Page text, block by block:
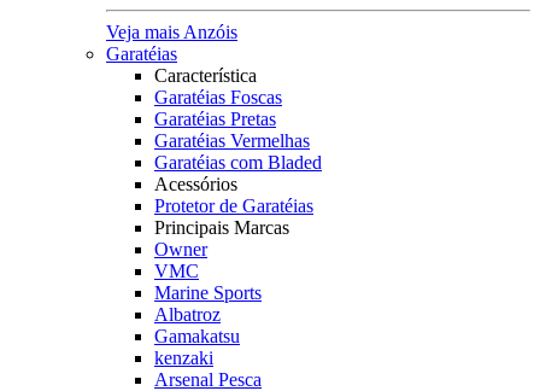
Veja mais Anzóis
Garatéias
Característica
Garatéias Foscas
Garatéias Pretas
Garatéias Vermelhas
Garatéias com Bladed
Acessórios
Protetor de Garatéias
Principais Marcas
Owner
VMC
Marine Sports
Albatroz
Gamakatsu
kenzaki
Arsenal Pesca